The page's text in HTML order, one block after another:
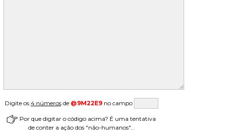
Digite os 4 númerosde @9M22E9no campo
Por que digitar o código acima? É uma tentativa
de conter a ação dos "não-humanos"...